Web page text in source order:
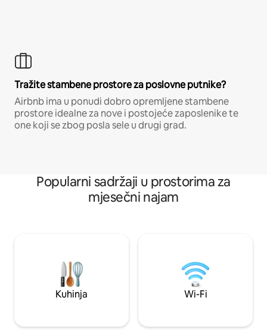
Tražite stambene prostore za poslovne putnike?
Airbnb ima u ponudi dobro opremljene stambene
prostore idealne za nove i postojeće zaposlenike te
one koji se zbog posla sele u drugi grad.
Popularni sadržaji u prostorima za
mjesečni najam
Kuhinja Wi-Fi